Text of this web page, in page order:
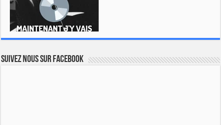
Suivez nous sur Facebook